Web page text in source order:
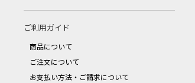
ご利用ガイド
商品について
ご注文について
お支払い方法・ご請求について